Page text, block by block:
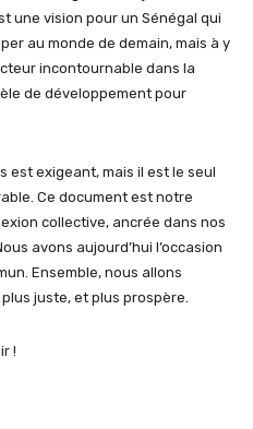
une vision pour un Sénégal qui
au monde de demain, mais à y
incontournable dans la
de développement pour
est exigeant, mais il est le seul
Ce document est notre
collective, ancrée dans nos
avons aujourd’hui l’occasion
Ensemble, nous allons
juste, et plus prospère.
!